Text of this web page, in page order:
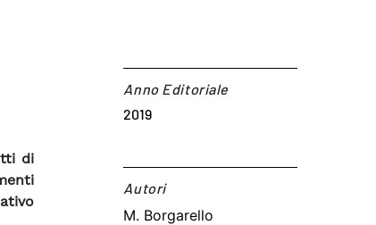
di
Anno Editoriale
2019
Autori​
M. Borgarello